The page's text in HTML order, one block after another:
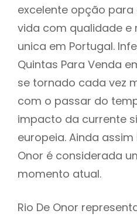
excelente opção
vida com qualidade e
unica em Portugal.
Quintas Para Venda
se tornado cada vez
com o passar do
impacto da currente
europeia. Ainda assim
Onor é considerada
momento atual.
Rio De Onor